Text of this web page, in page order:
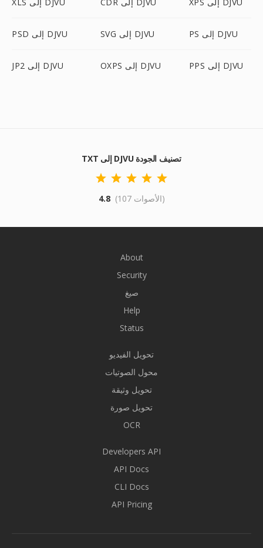
PSD إلى DJVU SVG إلى DJVU PS إلى DJVU
JP2 إلى DJVU OXPS إلى DJVU PPS إلى DJVU
TXT إلى DJVU تصنيف الجودة
4.8 (107 الأصوات)
About
Security
صيغ
Help
Status
تحويل الفيديو
محول الصوتيات
تحويل وثيقة
تحويل صورة
OCR
Developers API
API Docs
CLI Docs
API Pricing